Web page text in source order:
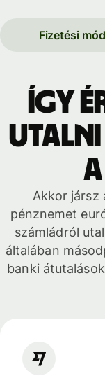
Fizetési
Így
utalni
Akkor jársz
pénznemet
számládról
általában
banki